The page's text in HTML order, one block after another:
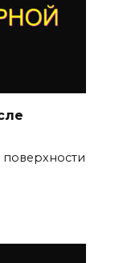
поверхности